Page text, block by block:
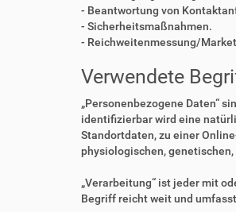
- Beantwortung von
- Sicherheitsmaßnahmen.
- Reichweitenmessung/
Verwendete
„Personenbezogene Daten“
identifizierbar wird eine
Standortdaten, zu einer
physiologischen,
„Verarbeitung“ ist jeder mit
Begriff reicht weit und